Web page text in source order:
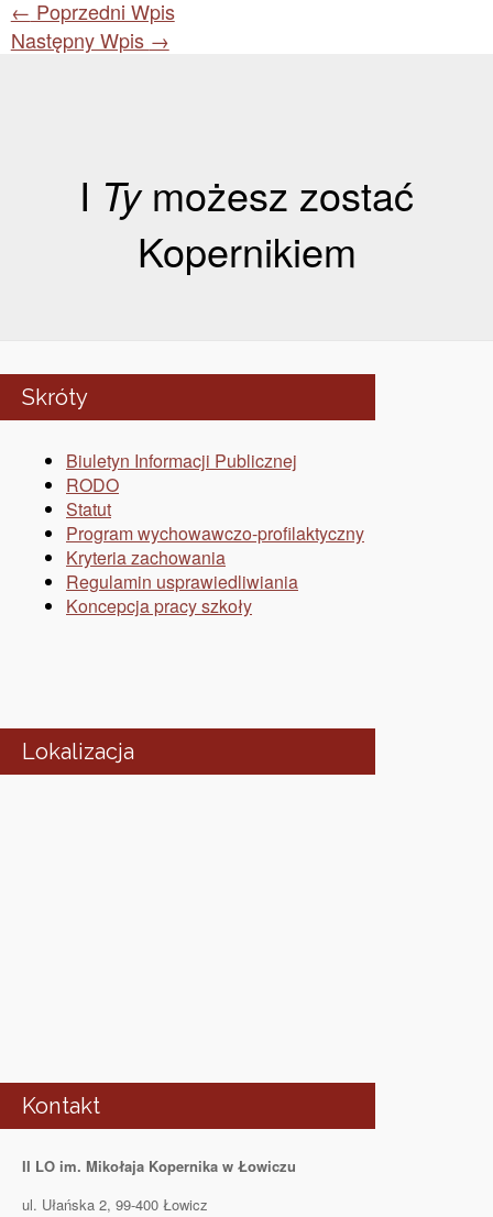
← Poprzedni Wpis
Następny Wpis →
I Tymożesz zostać
Kopernikiem
Skróty
Biuletyn Informacji Publicznej
RODO
Statut
Program wychowawczo-profilaktyczny
Kryteria zachowania
Regulamin usprawiedliwiania
Koncepcja pracy szkoły
Lokalizacja
Kontakt
II LO im. Mikołaja Kopernika w Łowiczu
ul. Ułańska 2, 99-400 Łowicz